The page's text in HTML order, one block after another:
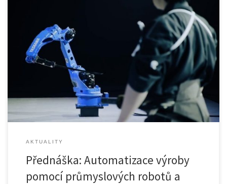
Přednáška se koná ve středu 16.11 od 16:00 v posluchárně […]
AKTUALITY
Přednáška: Automatizace výroby
pomocí průmyslových robotů a